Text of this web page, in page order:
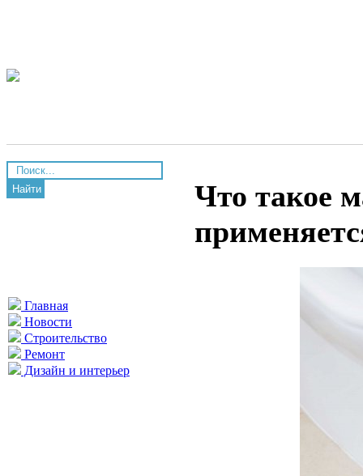
Найти
Главная
Новости
Строительство
Ремонт
Дизайн и интерьер
Что такое